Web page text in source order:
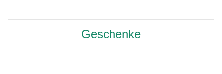
Geschenke